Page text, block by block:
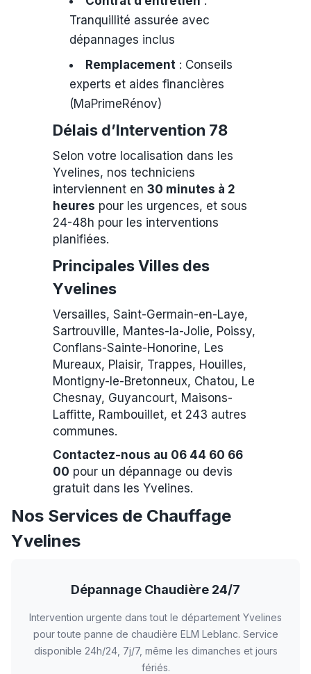
Tranquillité assurée avec
dépannages inclus
Remplacement : Conseils
experts et aides financières
(MaPrimeRénov)
Délais d’Intervention 78
Selon votre localisation dans les
Yvelines, nos techniciens
interviennent en 30 minutes à 2
heures pour les urgences, et sous
24-48h pour les interventions
planifiées.
Principales Villes des
Yvelines
Versailles, Saint-Germain-en-Laye,
Sartrouville, Mantes-la-Jolie, Poissy,
Conflans-Sainte-Honorine, Les
Mureaux, Plaisir, Trappes, Houilles,
Montigny-le-Bretonneux, Chatou, Le
Chesnay, Guyancourt, Maisons-
Laffitte, Rambouillet, et 243 autres
communes.
Contactez-nous au 06 44 60 66
00 pour un dépannage ou devis
gratuit dans les Yvelines.
Nos Services de Chauffage
Yvelines
Dépannage Chaudière 24/7
Intervention urgente dans tout le département Yvelines
pour toute panne de chaudière ELM Leblanc. Service
disponible 24h/24, 7j/7, même les dimanches et jours
fériés.